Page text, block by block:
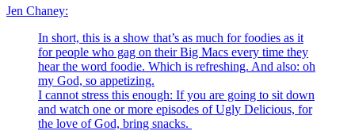
Jen Chaney:
In short, this is a show that’s as much for foodies as it
for people who gag on their Big Macs every time they
hear the word foodie. Which is refreshing. And also: oh
my God, so appetizing.
I cannot stress this enough: If you are going to sit down
and watch one or more episodes of Ugly Delicious, for
the love of God, bring snacks.